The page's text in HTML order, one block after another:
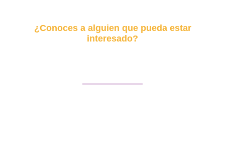
¿Conoces a alguien que pueda estar
interesado?